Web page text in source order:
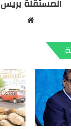
المستقلة بريس